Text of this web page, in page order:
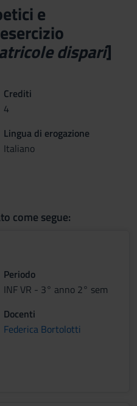
e
dispari]
Crediti
4
Lingua di erogazione
Italiano
come segue:
Periodo
INF VR - 3° anno 2° sem
Docenti
Federica Bortolotti